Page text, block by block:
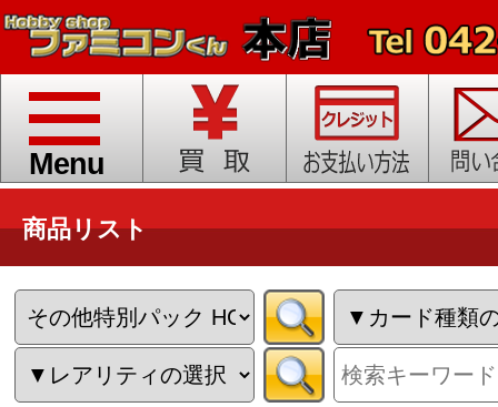
toggle
navigation
Menu
商品リスト